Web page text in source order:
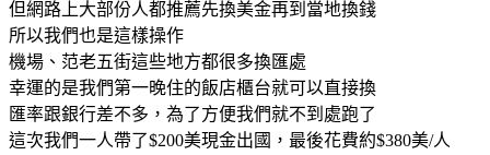
但網路上大部份人都推薦先換美金再到當地換錢
所以我們也是這樣操作
機場、范老五街這些地方都很多換匯處
幸運的是我們第一晚住的飯店櫃台就可以直接換
匯率跟銀行差不多，為了方便我們就不到處跑了
這次我們一人帶了$200美現金出國，最後花費約$380美/人